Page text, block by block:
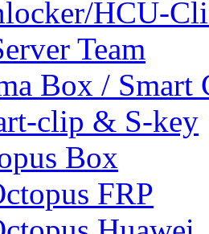
HCU-
Team
Box / Smart
clip & S-key
Box
FRP